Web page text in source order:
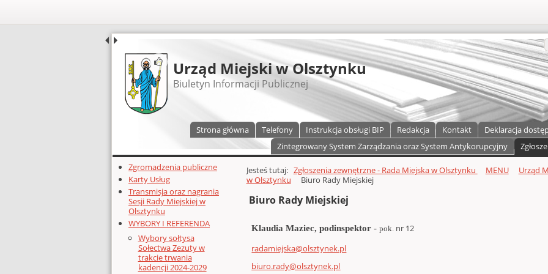
UDOSTĘPNIJ
Urząd Miejski w Olsztynku
Biuletyn Informacji Publicznej
Strona główna Telefony Instrukcja obsługi BIP Redakcja Kontakt Deklaracja
Zintegrowany System Zarządzania oraz System Antykorupcyjny
Dodatkowe zasoby (lewa kolumna)
Zgromadzenia publiczne
Karty Usług
Transmisja oraz nagrania
Sesji Rady Miejskiej w
Olsztynku
WYBORY I REFERENDA
Wybory sołtysa
Sołectwa Zezuty w
trakcie trwania
kadencji 2024-2029
Głównej zawartości
Jesteś tutaj: Zgłoszenia zewnętrzne - Rada Miejska w Olsztynku MENU Urząd
w Olsztynku
Biuro Rady Miejskiej
Biuro Rady Miejskiej
Klaudia Maziec, podinspektor -pok. nr 12
radamiejska@olsztynek.pl
biuro.rady@olsztynek.pl